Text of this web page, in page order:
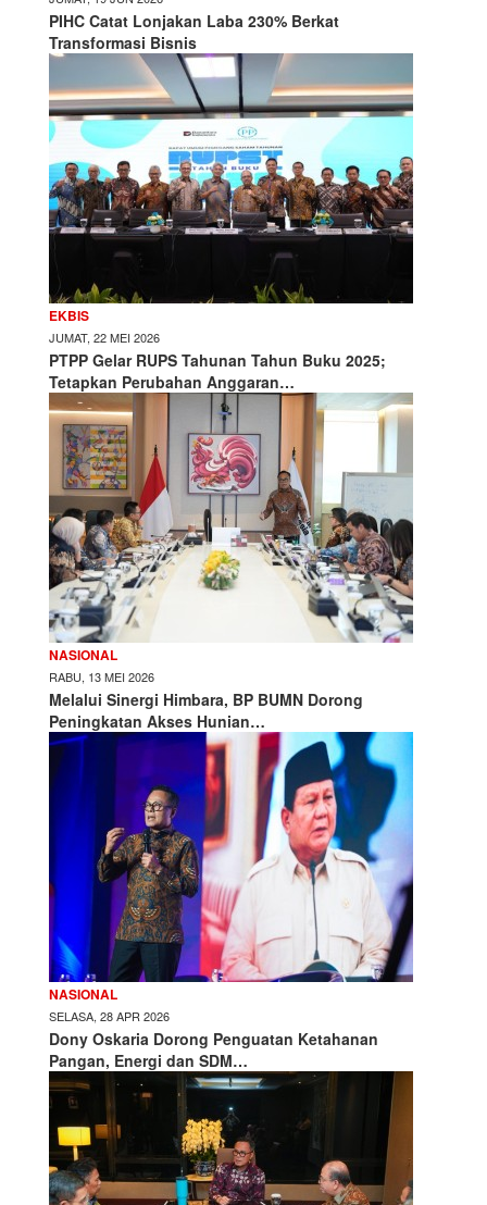
PIHC Catat Lonjakan Laba 230% Berkat
Transformasi Bisnis
EKBIS
JUMAT, 22 MEI 2026
PTPP Gelar RUPS Tahunan Tahun Buku 2025;
Tetapkan Perubahan Anggaran…
NASIONAL
RABU, 13 MEI 2026
Melalui Sinergi Himbara, BP BUMN Dorong
Peningkatan Akses Hunian…
NASIONAL
SELASA, 28 APR 2026
Dony Oskaria Dorong Penguatan Ketahanan
Pangan, Energi dan SDM…